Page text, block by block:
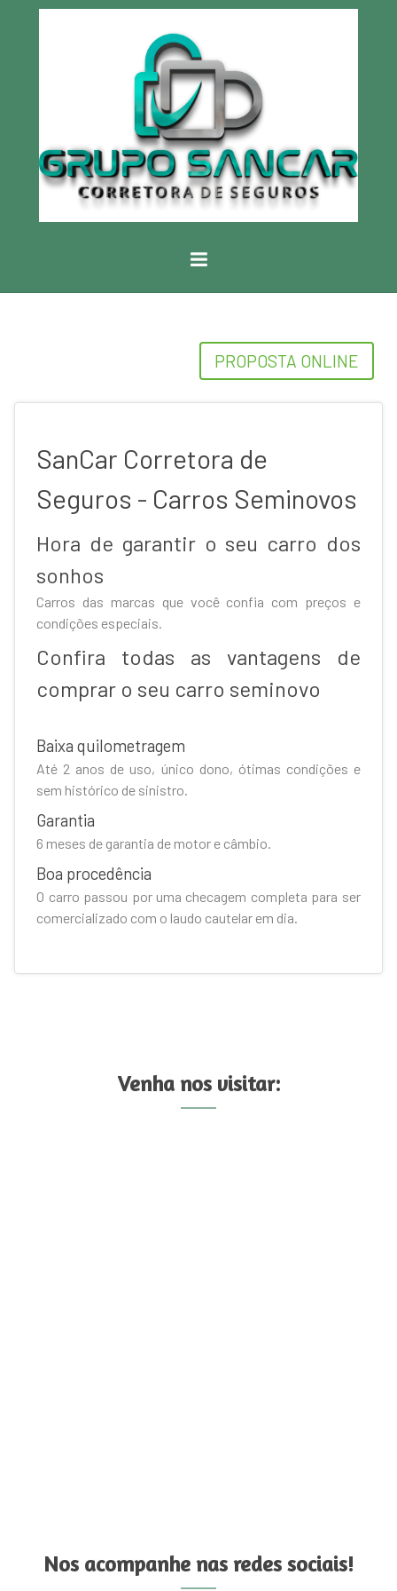
PROPOSTA ONLINE
SanCar Corretora de
Seguros - Carros Seminovos
Hora de garantir o seu carro dos
sonhos
Carros das marcas que você confia com preços e
condições especiais.
Confira todas as vantagens de
comprar o seu carro seminovo
Baixa quilometragem
Até 2 anos de uso, único dono, ótimas condições e
sem histórico de sinistro.
Garantia
6 meses de garantia de motor e câmbio.
Boa procedência
O carro passou por uma checagem completa para ser
comercializado com o laudo cautelar em dia.
Venha nos visitar:
Nos acompanhe nas redes sociais!